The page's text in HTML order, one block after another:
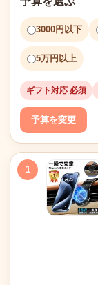
3000円以下
5万円以上
ギフト対応 必須
予算を変更
1